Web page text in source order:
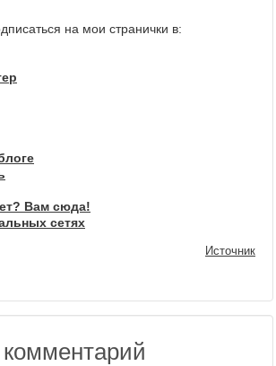
на мои странички в:
Вам сюда!
сетях
Источник